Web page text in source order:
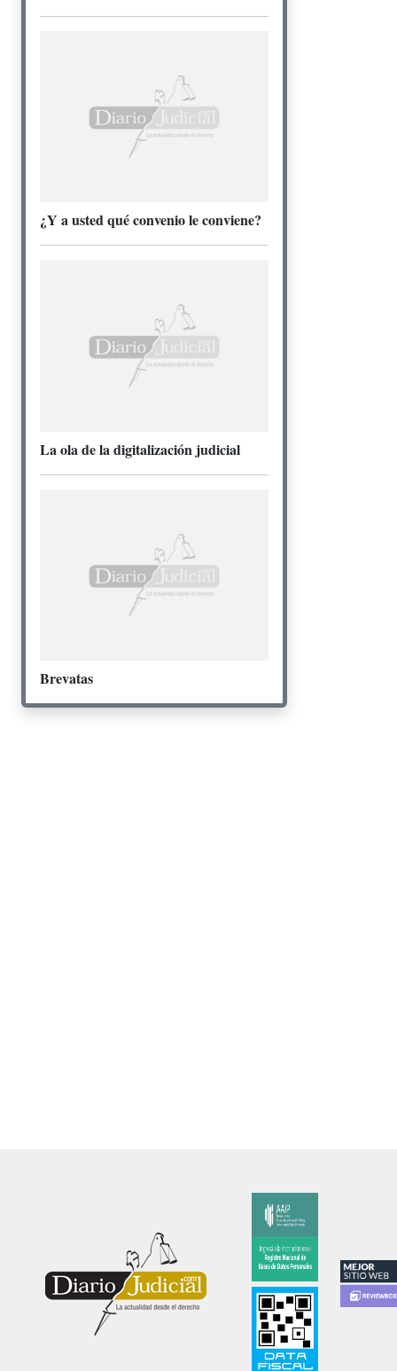
¿Y a usted qué convenio le conviene?
La ola de la digitalización judicial
Brevatas